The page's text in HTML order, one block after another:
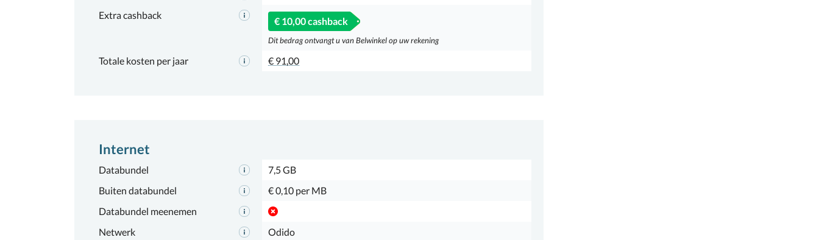
Extra cashback
€ 10,00 cashback
Dit bedrag ontvangt u van Belwinkel op uw rekening
Totale kosten per jaar € 91,00
Internet
Databundel
7,5 GB
Buiten databundel
€ 0,10 per MB
Databundel meenemen
Netwerk
Odido